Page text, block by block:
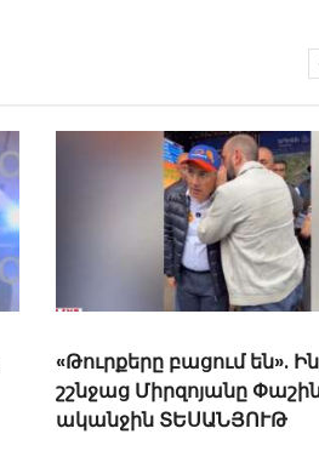
«Տղամարդ չե՞ս».
լրագրողը հարվածում է
Կարապետյանի
վիրավորում պատերազմի
մասնակցին